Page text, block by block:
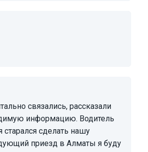
информацию. Водитель
сделать нашу
приезд в Алматы я буду